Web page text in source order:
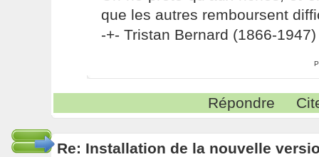
que les autres remboursent
-+- Tristan Bernard (1866-1947)
Répondre
Re: Installation de la nouvelle